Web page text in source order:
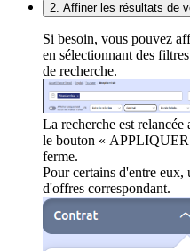
2. Affiner les résultats de
Si besoin, vous pouvez
en sélectionnant des
de recherche.
La recherche est
le bouton «
ferme.
Pour certains d'entre
d'offres correspondant.